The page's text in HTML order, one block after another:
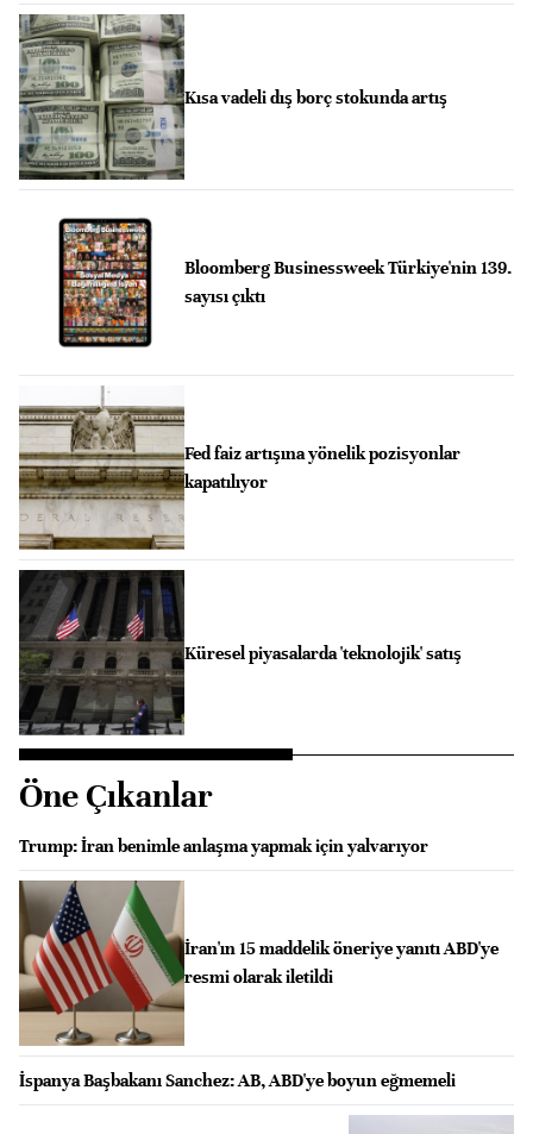
Kısa vadeli dış borç stokunda artış
Bloomberg Businessweek Türkiye'nin 139.
sayısı çıktı
Fed faiz artışına yönelik pozisyonlar
kapatılıyor
Küresel piyasalarda 'teknolojik' satış
Öne Çıkanlar
Trump: İran benimle anlaşma yapmak için yalvarıyor
İran'ın 15 maddelik öneriye yanıtı ABD'ye
resmi olarak iletildi
İspanya Başbakanı Sanchez: AB, ABD'ye boyun eğmemeli